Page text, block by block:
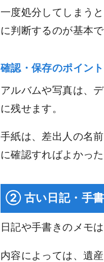
一度処分してしまう
に判断するのが基本で
確認・保存のポイント
アルバムや写真は、
に残せます。
手紙は、差出人の名
に確認すればよかっ
② 古い日記・手
日記や手書きのメモ
内容によっては、遺